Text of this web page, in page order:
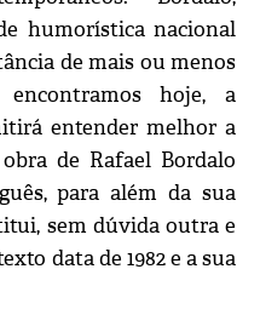
humorística nacional
de mais ou menos
hoje, a
entender melhor a
de Rafael Bordalo
para além da sua
sem dúvida outra e
data de 1982 e a sua